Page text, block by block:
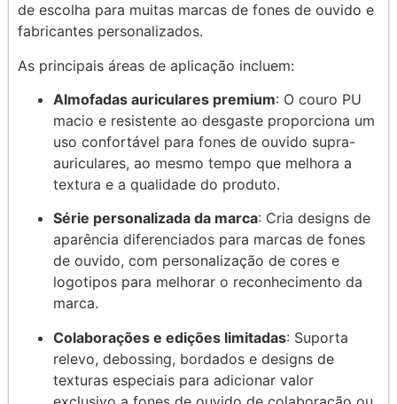
de escolha para muitas marcas de fones de ouvido e
fabricantes personalizados.
As principais áreas de aplicação incluem:
Almofadas auriculares premium: O couro PU
macio e resistente ao desgaste proporciona um
uso confortável para fones de ouvido supra-
auriculares, ao mesmo tempo que melhora a
textura e a qualidade do produto.
Série personalizada da marca: Cria designs de
aparência diferenciados para marcas de fones
de ouvido, com personalização de cores e
logotipos para melhorar o reconhecimento da
marca.
Colaborações e edições limitadas: Suporta
relevo, debossing, bordados e designs de
texturas especiais para adicionar valor